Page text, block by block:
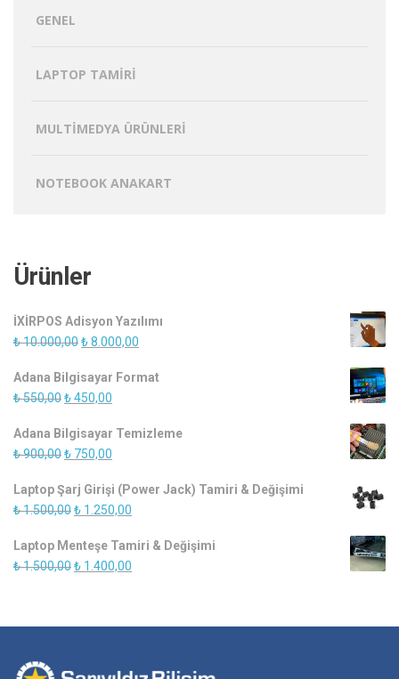
GENEL
LAPTOP TAMIRI
MULTIMEDYA ÜRÜNLERI
NOTEBOOK ANAKART
Ürünler
İXİRPOS Adisyon Yazılımı
₺10.000,00Orijinal
₺ 10.000,00.
₺8.000,00
fiyat:
Adana Bilgisayar Format
₺550,00Orijinal
₺ 550,00.
₺450,00
fiyat:
₺ 450,00.
Adana Bilgisayar Temizleme
₺900,00Orijinal
₺ 900,00.
₺ 750,00
fiyat:
₺ 750,00.
Laptop Şarj Girişi (Power Jack) Tamiri & Değişimi
₺1.500,00Orijinal
₺ 1.500,00.
₺ 1.250,00
fiyat:
₺ 1.250,00.
Laptop Menteşe Tamiri & Değişimi
₺1.500,00Orijinal
₺ 1.400,00
₺ 1.400,00.